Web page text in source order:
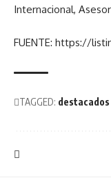
Internacional,
FUENTE: https://
TAGGED: destacados